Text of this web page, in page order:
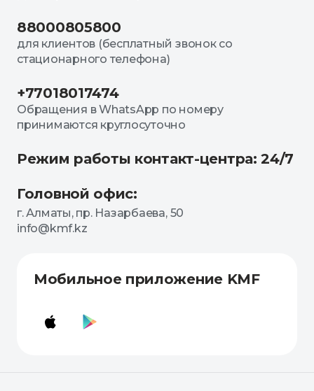
88000805800
для клиентов (бесплатный звонок со
стационарного телефона)
+77018017474
Обращения в WhatsApp по номеру
принимаются круглосуточно
Режим работы контакт-центра: 24/7
Головной офис:
г. Алматы, пр. Назарбаева, 50
info@kmf.kz
Мобильное приложение KMF